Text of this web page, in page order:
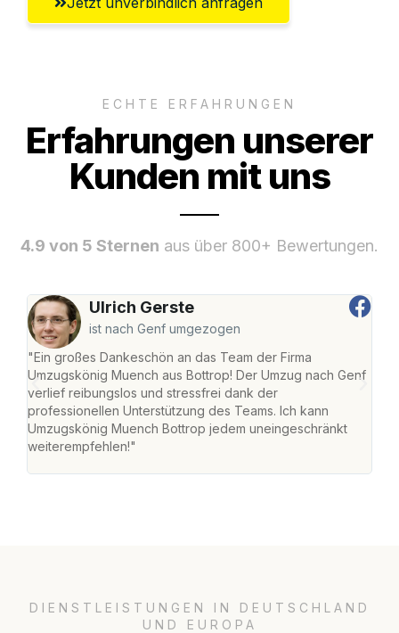
ECHTE ERFAHRUNGEN
Erfahrungen unserer
Kunden mit uns
4.9 von 5 Sternen aus über 800+ Bewertungen.
Ulrich Gerste
ist nach Genf umgezogen
"Ein großes Dankeschön an das Team der Firma
Umzugskönig Muench aus Bottrop! Der Umzug nach Genf
verlief reibungslos und stressfrei dank der
professionellen Unterstützung des Teams. Ich kann
Umzugskönig Muench Bottrop jedem uneingeschränkt
weiterempfehlen!"
DIENSTLEISTUNGEN IN DEUTSCHLAND
UND EUROPA